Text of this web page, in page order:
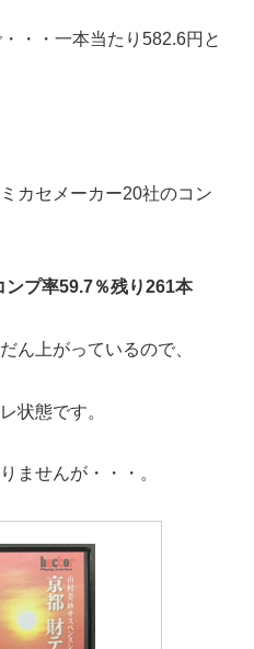
・・一本当たり582.6円と
カセメーカー20社のコン
プ率59.7％残り261本
ん上がっているので、
状態です。
ませんが・・・。